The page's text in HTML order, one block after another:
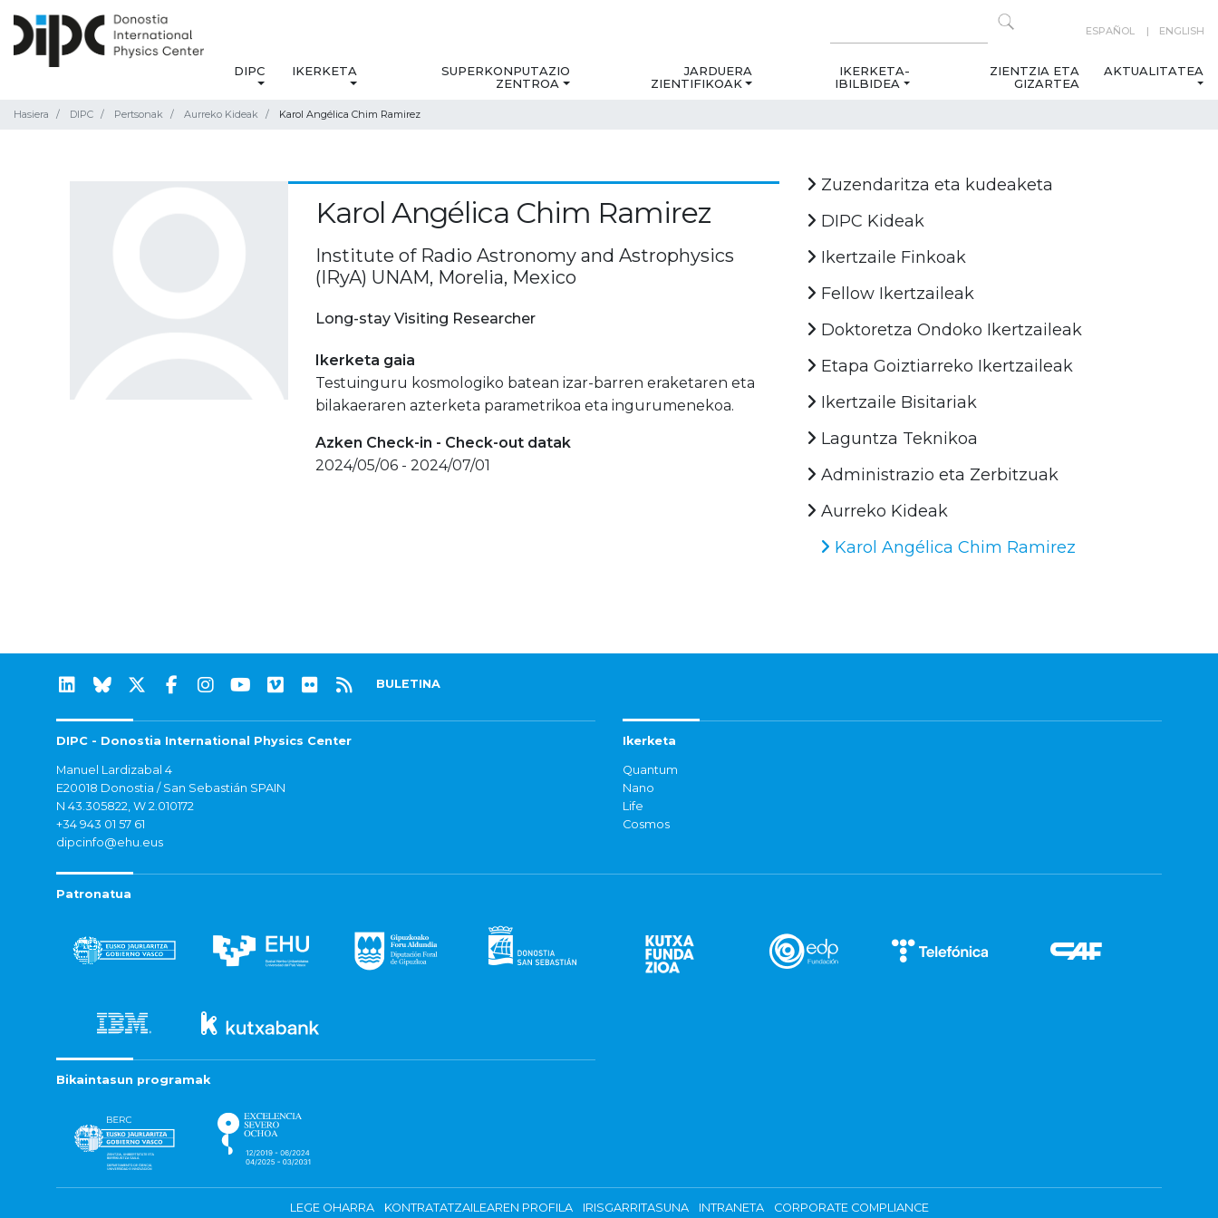
ESPAÑOL ENGLISH
DIPC IKERKETA
SUPERKONPUTAZIO
ZENTROA
JARDUERA
ZIENTIFIKOAK
IKERKETA-
IBILBIDEA
ZIENTZIA ETA
GIZARTEA
AKTUALITATEA
Hasiera DIPC Pertsonak Aurreko Kideak Karol Angélica Chim Ramirez
Karol Angélica Chim Ramirez
Institute of Radio Astronomy and Astrophysics
(IRyA) UNAM, Morelia, Mexico
Long-stay Visiting Researcher
Ikerketa gaia
Testuinguru kosmologiko batean izar-barren eraketaren eta
bilakaeraren azterketa parametrikoa eta ingurumenekoa.
Azken Check-in - Check-out datak
2024/05/06 - 2024/07/01
Zuzendaritza eta kudeaketa
DIPC Kideak
Ikertzaile Finkoak
Fellow Ikertzaileak
Doktoretza Ondoko Ikertzaileak
Etapa Goiztiarreko Ikertzaileak
Ikertzaile Bisitariak
Laguntza Teknikoa
Administrazio eta Zerbitzuak
Aurreko Kideak
Karol Angélica Chim Ramirez
BULETINA
DIPC - Donostia International Physics Center
Manuel Lardizabal 4
E20018 Donostia / San Sebastián SPAIN
N 43.305822, W 2.010172
+34 943 01 57 61
dipcinfo@ehu.eus
Ikerketa
Quantum
Nano
Life
Cosmos
Patronatua
Bikaintasun programak
LEGE OHARRA KONTRATATZAILEAREN PROFILA IRISGARRITASUNA INTRANETA CORPORATE COMPLIANCE